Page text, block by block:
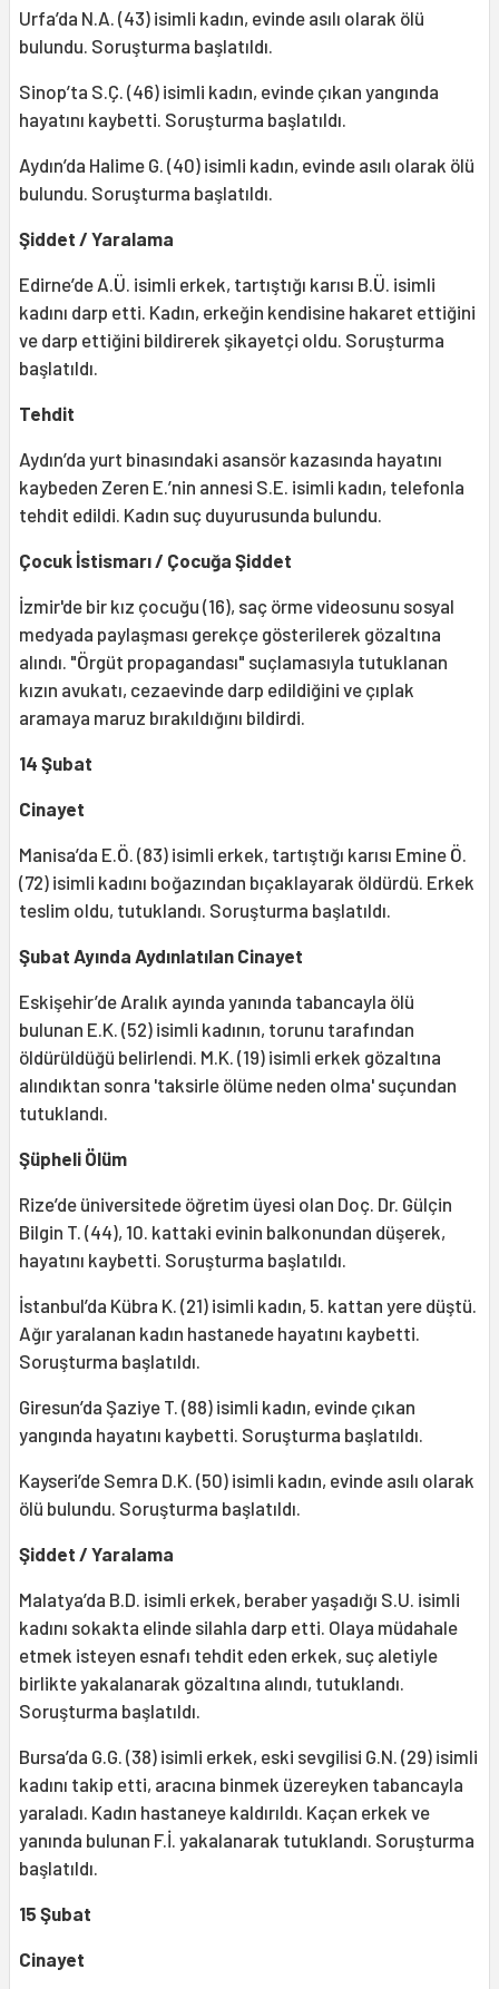
Urfa’da N.A. (43) isimli kadın, evinde asılı olarak ölü
bulundu. Soruşturma başlatıldı.
Sinop’ta S.Ç. (46) isimli kadın, evinde çıkan yangında
hayatını kaybetti. Soruşturma başlatıldı.
Aydın’da Halime G. (40) isimli kadın, evinde asılı olarak ölü
bulundu. Soruşturma başlatıldı.
Şiddet / Yaralama
Edirne’de A.Ü. isimli erkek, tartıştığı karısı B.Ü. isimli
kadını darp etti. Kadın, erkeğin kendisine hakaret ettiğini
ve darp ettiğini bildirerek şikayetçi oldu. Soruşturma
başlatıldı.
Tehdit
Aydın’da yurt binasındaki asansör kazasında hayatını
kaybeden Zeren E.’nin annesi S.E. isimli kadın, telefonla
tehdit edildi. Kadın suç duyurusunda bulundu.
Çocuk İstismarı / Çocuğa Şiddet
İzmir'de bir kız çocuğu (16), saç örme videosunu sosyal
medyada paylaşması gerekçe gösterilerek gözaltına
alındı. "Örgüt propagandası" suçlamasıyla tutuklanan
kızın avukatı, cezaevinde darp edildiğini ve çıplak
aramaya maruz bırakıldığını bildirdi.
14 Şubat
Cinayet
Manisa’da E.Ö. (83) isimli erkek, tartıştığı karısı Emine Ö.
(72) isimli kadını boğazından bıçaklayarak öldürdü. Erkek
teslim oldu, tutuklandı. Soruşturma başlatıldı.
Şubat Ayında Aydınlatılan Cinayet
Eskişehir’de Aralık ayında yanında tabancayla ölü
bulunan E.K. (52) isimli kadının, torunu tarafından
öldürüldüğü belirlendi. M.K. (19) isimli erkek gözaltına
alındıktan sonra 'taksirle ölüme neden olma' suçundan
tutuklandı.
Şüpheli Ölüm
Rize’de üniversitede öğretim üyesi olan Doç. Dr. Gülçin
Bilgin T. (44), 10. kattaki evinin balkonundan düşerek,
hayatını kaybetti. Soruşturma başlatıldı.
İstanbul’da Kübra K. (21) isimli kadın, 5. kattan yere düştü.
Ağır yaralanan kadın hastanede hayatını kaybetti.
Soruşturma başlatıldı.
Giresun’da Şaziye T. (88) isimli kadın, evinde çıkan
yangında hayatını kaybetti. Soruşturma başlatıldı.
Kayseri’de Semra D.K. (50) isimli kadın, evinde asılı olarak
ölü bulundu. Soruşturma başlatıldı.
Şiddet / Yaralama
Malatya’da B.D. isimli erkek, beraber yaşadığı S.U. isimli
kadını sokakta elinde silahla darp etti. Olaya müdahale
etmek isteyen esnafı tehdit eden erkek, suç aletiyle
birlikte yakalanarak gözaltına alındı, tutuklandı.
Soruşturma başlatıldı.
Bursa’da G.G. (38) isimli erkek, eski sevgilisi G.N. (29) isimli
kadını takip etti, aracına binmek üzereyken tabancayla
yaraladı. Kadın hastaneye kaldırıldı. Kaçan erkek ve
yanında bulunan F.İ. yakalanarak tutuklandı. Soruşturma
başlatıldı.
15 Şubat
Cinayet